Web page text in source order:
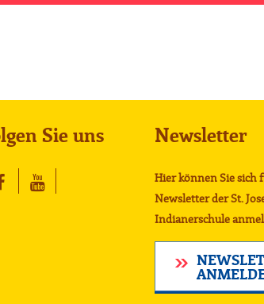
Sie uns Newsletter
Hier können Sie sich
Newsletter der St.
Indianerschule